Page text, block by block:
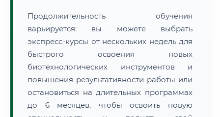
Нажмите на документ для увеличения и просмотра
Продолжительность обучения
варьируется: вы можете выбрать
экспресс-курсы от нескольких недель для
быстрого освоения новых
биотехнологических инструментов и
повышения результативности работы или
остановиться на длительных программах
до 6 месяцев, чтобы освоить новую